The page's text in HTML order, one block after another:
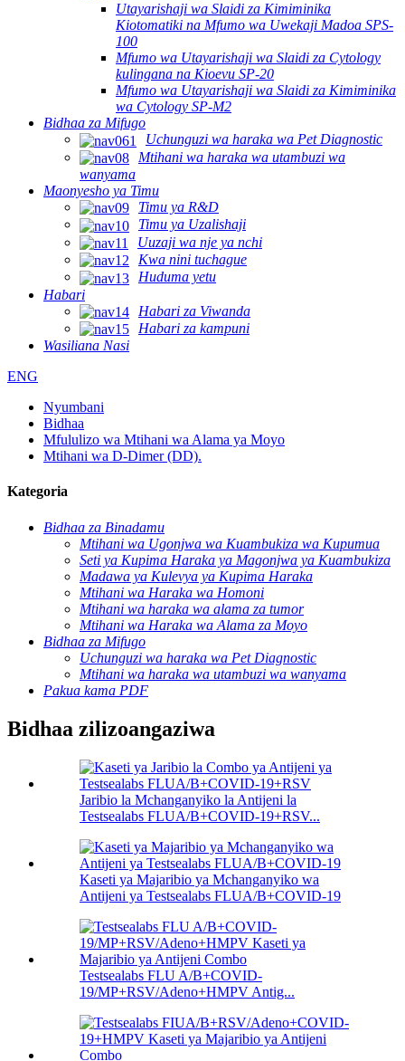
Utayarishaji wa Slaidi za Kimiminika
Kiotomatiki na Mfumo wa Uwekaji Madoa SPS-
100
Mfumo wa Utayarishaji wa Slaidi za Cytology
kulingana na Kioevu SP-20
Mfumo wa Utayarishaji wa Slaidi za Kimiminika
wa Cytology SP-M2
Bidhaa za Mifugo
Uchunguzi wa haraka wa Pet Diagnostic
Mtihani wa haraka wa utambuzi wa
wanyama
Maonyesho ya Timu
Timu ya R&D
Timu ya Uzalishaji
Uuzaji wa nje ya nchi
Kwa nini tuchague
Huduma yetu
Habari
Habari za Viwanda
Habari za kampuni
Wasiliana Nasi
ENG
Nyumbani
Bidhaa
Mfululizo wa Mtihani wa Alama ya Moyo
Mtihani wa D-Dimer (DD).
Kategoria
Bidhaa za Binadamu
Mtihani wa Ugonjwa wa Kuambukiza wa Kupumua
Seti ya Kupima Haraka ya Magonjwa ya Kuambukiza
Madawa ya Kulevya ya Kupima Haraka
Mtihani wa Haraka wa Homoni
Mtihani wa haraka wa alama za tumor
Mtihani wa Haraka wa Alama za Moyo
Bidhaa za Mifugo
Uchunguzi wa haraka wa Pet Diagnostic
Mtihani wa haraka wa utambuzi wa wanyama
Pakua kama PDF
Bidhaa zilizoangaziwa
Jaribio la Mchanganyiko la Antijeni la
Testsealabs FLUA/B+COVID-19+RSV...
Kaseti ya Majaribio ya Mchanganyiko wa
Antijeni ya Testsealabs FLUA/B+COVID-19
Testsealabs FLU A/B+COVID-
19/MP+RSV/Adeno+HMPV Antig...